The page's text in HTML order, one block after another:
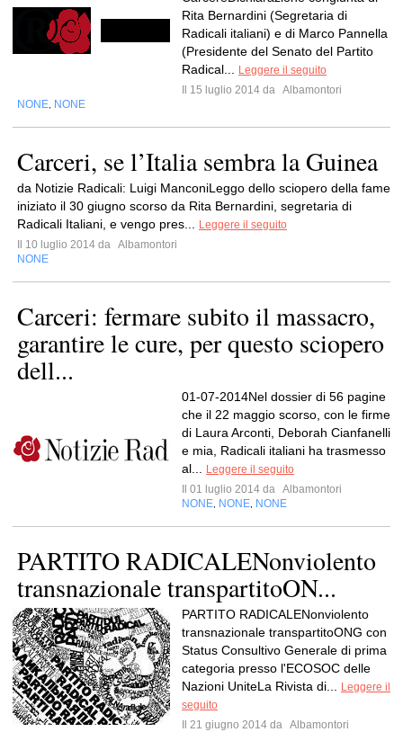
Rita Bernardini (Segretaria di
Radicali italiani) e di Marco Pannella
(Presidente del Senato del Partito
Radical...
Leggere il seguito
Il 15 luglio 2014 da Albamontori
NONE NONE
Carceri, se l’Italia sembra la Guinea
da Notizie Radicali: Luigi ManconiLeggo dello sciopero della fame
iniziato il 30 giugno scorso da Rita Bernardini, segretaria di
Radicali Italiani, e vengo pres...
Leggere il seguito
Il 10 luglio 2014 da Albamontori
NONE
Carceri: fermare subito il massacro,
garantire le cure, per questo sciopero
dell...
01-07-2014Nel dossier di 56 pagine
che il 22 maggio scorso, con le firme
di Laura Arconti, Deborah Cianfanelli
e mia, Radicali italiani ha trasmesso
al...
Leggere il seguito
Il 01 luglio 2014 da Albamontori
NONE NONE NONE
PARTITO RADICALENonviolento
transnazionale transpartitoON...
PARTITO RADICALENonviolento
transnazionale transpartitoONG con
Status Consultivo Generale di prima
categoria presso l'ECOSOC delle
Nazioni UniteLa Rivista di...
Leggere il
seguito
Il 21 giugno 2014 da Albamontori